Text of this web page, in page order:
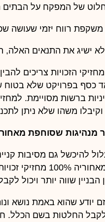
של המפקח על הבתים
רווח יזמי שעושה
ישיג את התנאים האלה,
הזכויות צריכים
כסף בפרויקט שלא בטוח
ברשות מסויימת.
משהו שלא ניתן
שסוחפת מאחוריה 100% ממחזיקי הזכויות
להיכשל גם מסיבות
ברורה
הבניין שווה יותר ויכול
יודע שהוא באמת נושא
החלטות בשם הכלל.